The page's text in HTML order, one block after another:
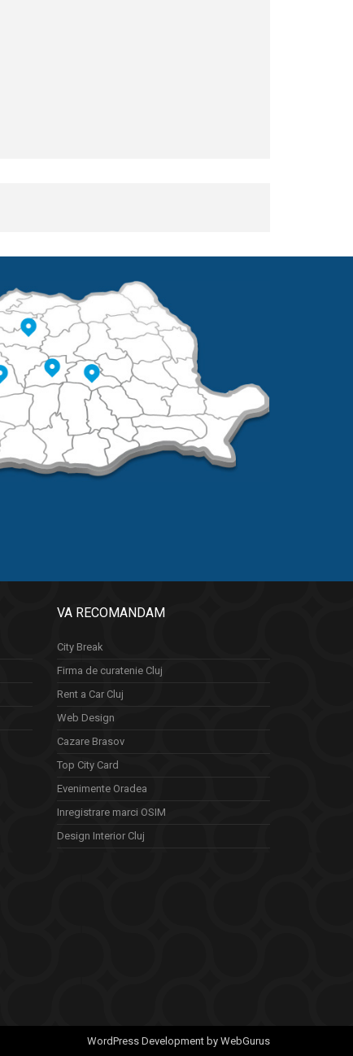
VA RECOMANDAM
City Break
Firma de curatenie Cluj
Rent a Car Cluj
Web Design
Cazare Brasov
Top City Card
Evenimente Oradea
Inregistrare marci OSIM
Design Interior Cluj
WordPress Development by WebGurus